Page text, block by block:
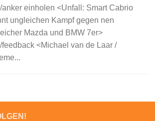
anker einholen <Unfall: Smart Cabrio
ungleichen Kampf gegen nen
Mazda und BMW 7er>
feedback <Michael van de Laar /